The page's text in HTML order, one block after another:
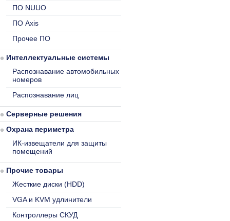
ПО NUUO
ПО Axis
Прочее ПО
Интеллектуальные системы
Распознавание автомобильных
номеров
Распознавание лиц
Серверные решения
Охрана периметра
ИК-извещатели для защиты
помещений
Прочие товары
Жесткие диски (HDD)
VGA и KVM удлинители
Контроллеры СКУД